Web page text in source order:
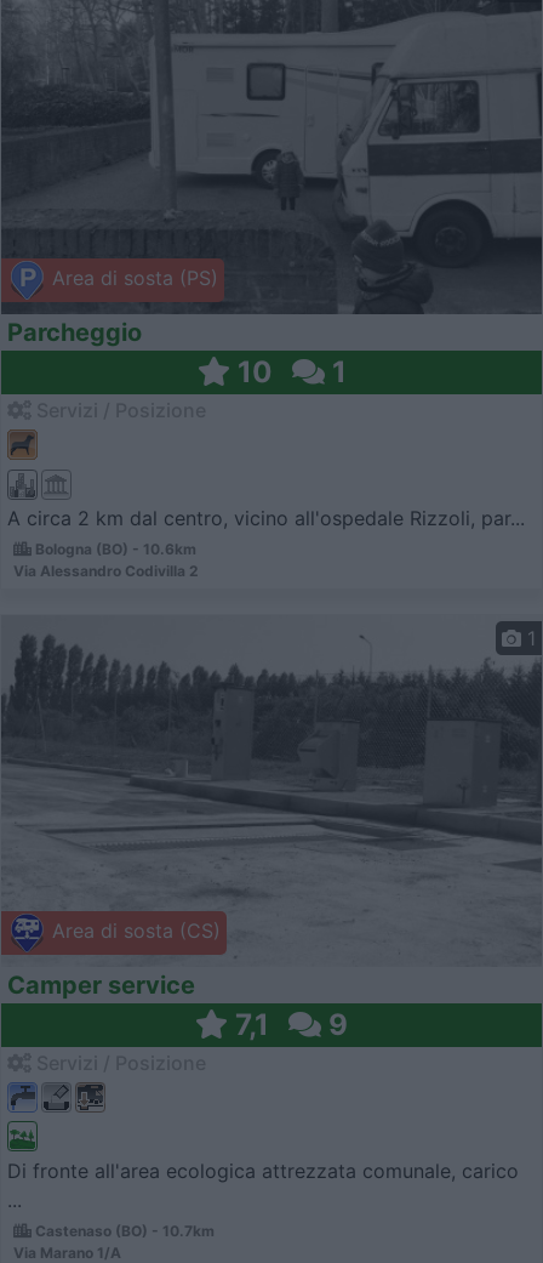
Area di sosta (PS)
Parcheggio
10 1
A circa 2 km dal centro, vicino all'ospedale Rizzoli, par...
Bologna (BO) - 10.6km
Via Alessandro Codivilla 2
Area di sosta (CS)
1
Camper service
7,1 9
Di fronte all'area ecologica attrezzata comunale, carico
...
Castenaso (BO) - 10.7km
Via Marano 1/A